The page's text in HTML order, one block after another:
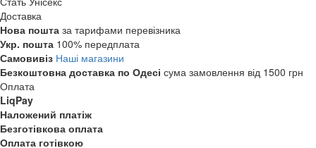
Доставка
Нова пошта за тарифами перевізника
Укр. пошта 100% передплата
Самовивіз Наші магазини
Безкоштовна доставка по Одесі сума замовлення від 1500 грн
Оплата
LiqPay
Наложений платіж
Безготівкова оплата
Оплата готівкою